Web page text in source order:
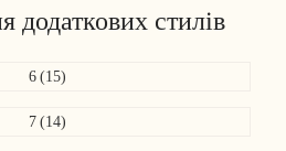
додаткових стилів